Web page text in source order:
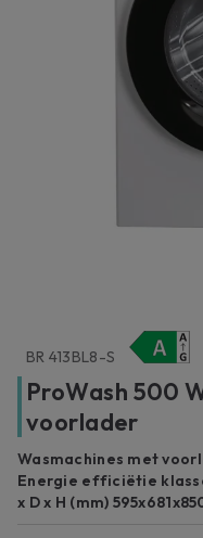
BR 413BL8-S
ProWash 500
voorlader
Wasmachines met
Energie efficiëtie
x D x H (mm)